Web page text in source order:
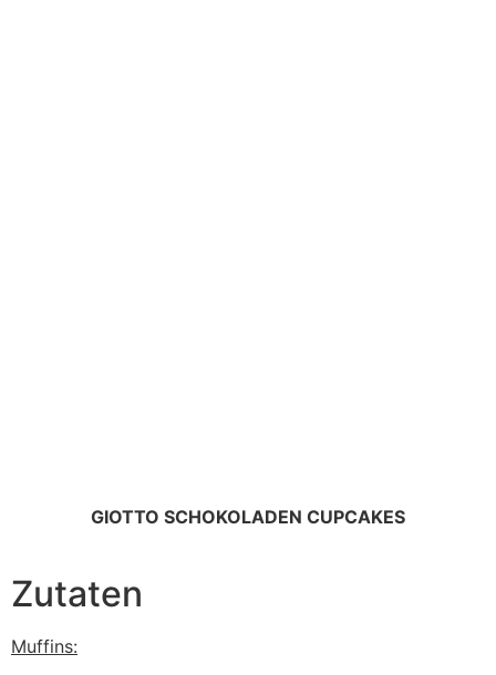
GIOTTO SCHOKOLADEN CUPCAKES
Zutaten
Muffins: